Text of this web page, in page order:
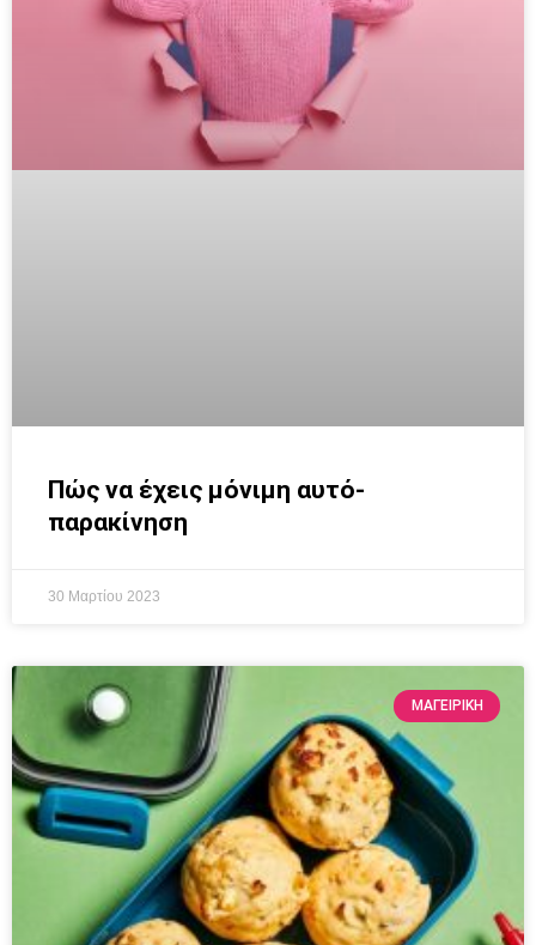
Πώς να έχεις μόνιμη αυτό-
παρακίνηση
30 Μαρτίου 2023
ΜΑΓΕΙΡΙΚΗ